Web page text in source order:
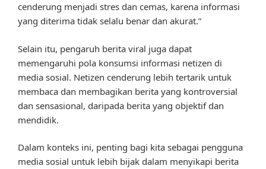
cenderung menjadi stres dan cemas, karena informasi
yang diterima tidak selalu benar dan akurat.”
Selain itu, pengaruh berita viral juga dapat
memengaruhi pola konsumsi informasi netizen di
media sosial. Netizen cenderung lebih tertarik untuk
membaca dan membagikan berita yang kontroversial
dan sensasional, daripada berita yang objektif dan
mendidik.
Dalam konteks ini, penting bagi kita sebagai pengguna
media sosial untuk lebih bijak dalam menyikapi berita